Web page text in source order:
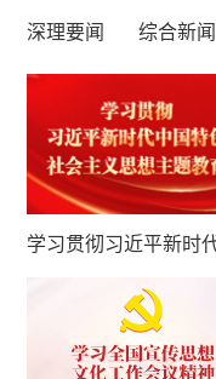
深理要闻 综合新闻